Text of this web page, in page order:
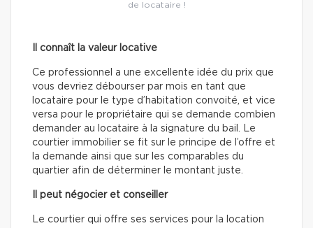
de locataire !
Il connaît la valeur locative
Ce professionnel a une excellente idée du prix que
vous devriez débourser par mois en tant que
locataire pour le type d’habitation convoité, et vice
versa pour le propriétaire qui se demande combien
demander au locataire à la signature du bail. Le
courtier immobilier se fit sur le principe de l’offre et
la demande ainsi que sur les comparables du
quartier afin de déterminer le montant juste.
Il peut négocier et conseiller
Le courtier qui offre ses services pour la location